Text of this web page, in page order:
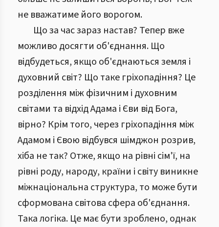
не вважатиме його ворогом.
Що за час зараз настав? Тепер вже
можливо досягти об'єднання. Що
відбудеться, якщо об'єднаються земля і
духовний світ? Що таке гріхопадіння? Це
розділення між фізичним і духовним
світами та відхід Адама і Єви від Бога,
вірно? Крім того, через гріхопадіння між
Адамом і Євою відбувся шімджон розрив,
хіба не так? Отже, якщо на рівні сім'ї, на
рівні роду, народу, країни і світу виникне
міжнаціональна структура, то може бути
сформована світова сфера об'єднання.
Така логіка. Це має бути зроблено, однак